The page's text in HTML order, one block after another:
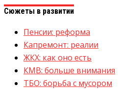
Сюжеты в развитии
Пенсии: реформа
Капремонт: реалии
ЖКХ: как оно есть
КМВ: больше внимания
ТБО: борьба с мусором